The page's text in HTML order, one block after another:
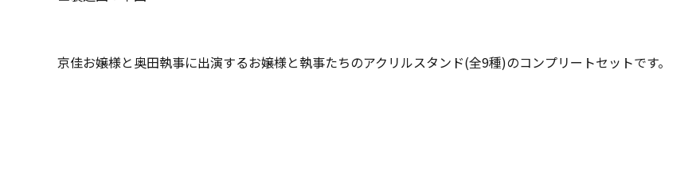
京佳お嬢様と奥田執事に出演するお嬢様と執事たちのアクリルスタンド(全9種)のコンプリートセットです。